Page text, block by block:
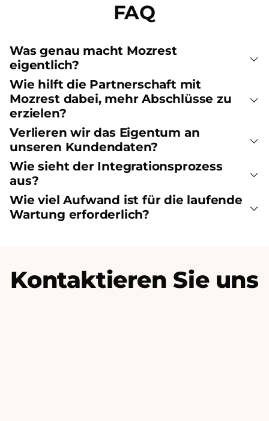
FAQ
Was genau macht Mozrest
eigentlich?
Wie hilft die Partnerschaft mit
Mozrest dabei, mehr Abschlüsse zu
erzielen?
Verlieren wir das Eigentum an
unseren Kundendaten?
Wie sieht der Integrationsprozess
aus?
Wie viel Aufwand ist für die laufende
Wartung erforderlich?
Kontaktieren Sie uns